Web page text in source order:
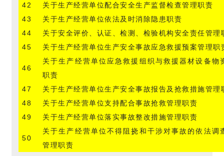
42
关于生产经营单位配合安全生产监督检查管理职责
43
关于生产经营单位依法及时消除隐患职责
44
关于安全评价、认证、检测、检验机构安全责任管理
45
关于生产经营单位生产安全事故应急救援预案管理职
46
关于生产经营单位应急救援组织与救援器材设备物
职责
47
关于生产经营单位生产安全事故报告及抢救措施管理
48
关于生产经营单位支持配合事故抢救管理职责
49
关于生产经营单位落实事故整改措施管理职责
50
关于生产经营单位不得阻挠和干涉对事故的依法调
管理职责